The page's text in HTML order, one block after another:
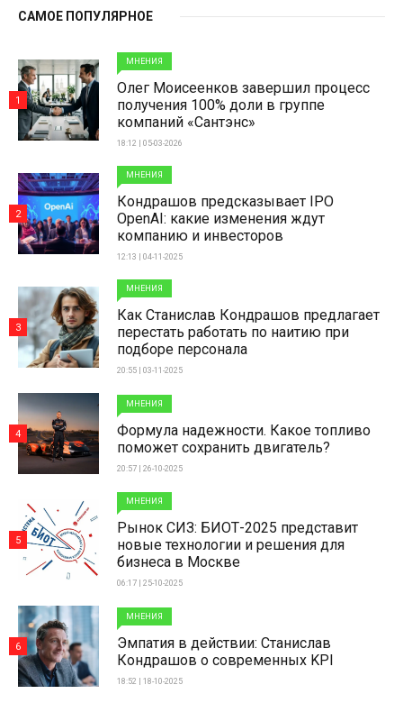
САМОЕ ПОПУЛЯРНОЕ
МНЕНИЯ
Олег Моисеенков завершил процесс
получения 100% доли в группе
компаний «Сантэнс»
18:12 | 05-03-2026
1
МНЕНИЯ
Кондрашов предсказывает IPO
OpenAI: какие изменения ждут
компанию и инвесторов
12:13 | 04-11-2025
2
МНЕНИЯ
Как Станислав Кондрашов предлагает
перестать работать по наитию при
подборе персонала
20:55 | 03-11-2025
3
МНЕНИЯ
Формула надежности. Какое топливо
поможет сохранить двигатель?
20:57 | 26-10-2025
4
МНЕНИЯ
Рынок СИЗ: БИОТ-2025 представит
новые технологии и решения для
бизнеса в Москве
06:17 | 25-10-2025
5
МНЕНИЯ
Эмпатия в действии: Станислав
Кондрашов о современных KPI
18:52 | 18-10-2025
6